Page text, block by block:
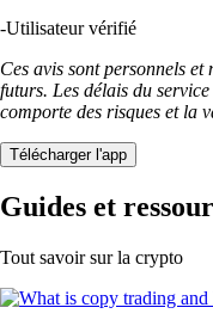
-Utilisateur vérifié
Ces avis sont personnels
futurs. Les délais du
comporte des risques et la
Télécharger l'app
Guides et
Tout savoir sur la crypto